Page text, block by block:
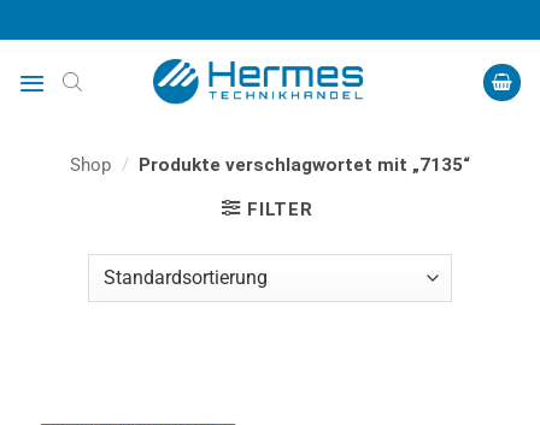
Inhalt
springen
Shop / Produkte verschlagwortet mit „7135“
FILTER